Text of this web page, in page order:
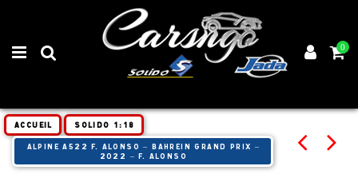
0
Accueil SOLIDO 1:18
ALPINE A522 F. ALONSO – BAHREIN GRAND PRIX –
2022 – F. ALONSO